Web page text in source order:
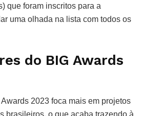
que foram inscritos para a
uma olhada na lista com todos os
do BIG Awards
2023 foca mais em projetos